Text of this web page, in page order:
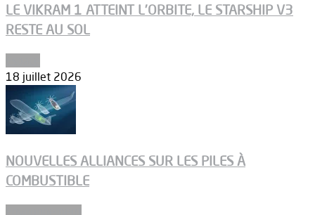
LE VIKRAM 1 ATTEINT L’ORBITE, LE STARSHIP V3
RESTE AU SOL
18 juillet 2026
NOUVELLES ALLIANCES SUR LES PILES À
COMBUSTIBLE